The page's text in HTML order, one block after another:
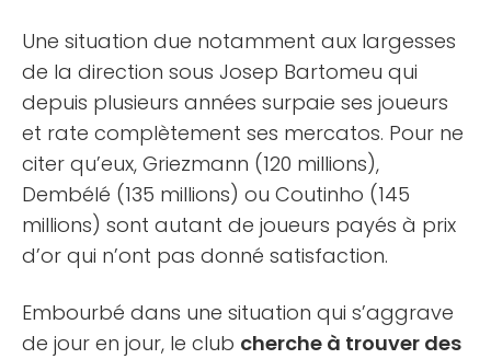
Une situation due notamment aux largesses
de la direction sous Josep Bartomeu qui
depuis plusieurs années surpaie ses joueurs
et rate complètement ses mercatos. Pour ne
citer qu’eux, Griezmann (120 millions),
Dembélé (135 millions) ou Coutinho (145
millions) sont autant de joueurs payés à prix
d’or qui n’ont pas donné satisfaction.
Embourbé dans une situation qui s’aggrave
de jour en jour, le club cherche à trouver des